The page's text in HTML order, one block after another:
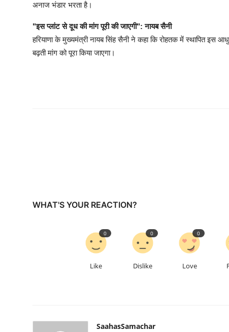
अनाज भंडार भरता है।
"इस प्लांट से दूध की मांग पूरी की जाएगी": नायब सैनी
हरियाणा के मुख्यमंत्री नायब सिंह सैनी ने कहा कि रोहतक में स्थापित इस
बढ़ती मांग को पूरा किया जाएगा।
WHAT'S YOUR REACTION?
Like
0
Dislike
0
Love
0
SaahasSamachar